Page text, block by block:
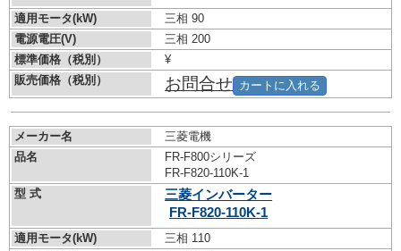
適用モータ(kW)
三相 90
電源電圧(V)
三相 200
標準価格（税別）
¥
販売価格（税別）
お問合せ カートに入れる
メーカー名
三菱電機
品名
FR-F800シリーズ
FR-F820-110K-1
型 式
三菱インバーター
FR-F820-110K-1
適用モータ(kW)
三相 110